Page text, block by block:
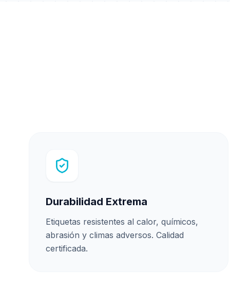
Durabilidad Extrema
Etiquetas resistentes al calor, químicos,
abrasión y climas adversos. Calidad
certificada.